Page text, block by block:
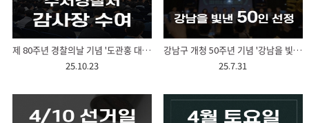
제 80주년 경찰의날 기념 '도관홍 대표원장' 감사장 수여식
25.10.23
강남구 개청 50주년 기념 '강남을 빛낸 50인 도관홍 대표원장' 위촉
25.7.31